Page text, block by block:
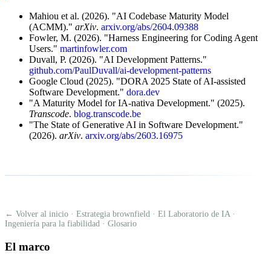
Mahiou et al. (2026). "AI Codebase Maturity Model
(ACMM)." arXiv. arxiv.org/abs/2604.09388
Fowler, M. (2026). "Harness Engineering for Coding Agent
Users." martinfowler.com
Duvall, P. (2026). "AI Development Patterns."
github.com/PaulDuvall/ai-development-patterns
Google Cloud (2025). "DORA 2025 State of AI-assisted
Software Development." dora.dev
"A Maturity Model for IA-nativa Development." (2025).
Transcode. blog.transcode.be
"The State of Generative AI in Software Development."
(2026). arXiv. arxiv.org/abs/2603.16975
← Volver al inicio · Estrategia brownfield · El Laboratorio de IA ·
Ingeniería para la fiabilidad · Glosario
El marco